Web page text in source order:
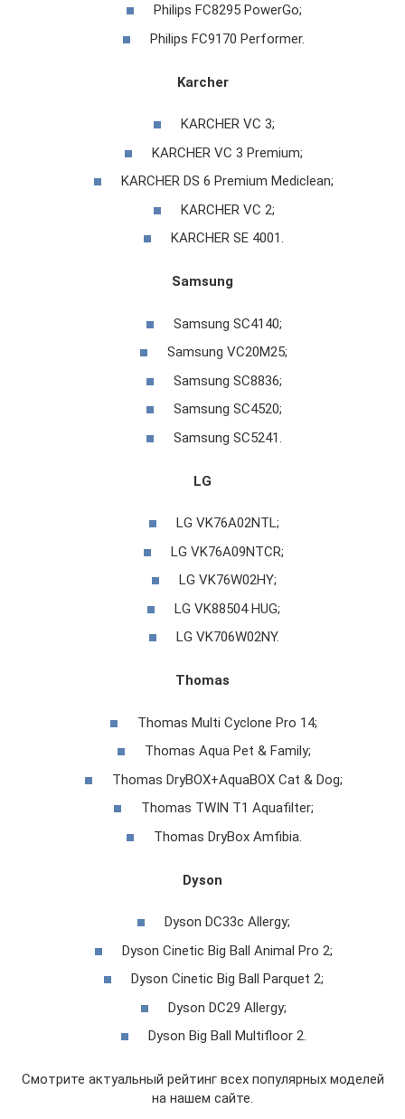
Philips FC8295 PowerGo;
Philips FC9170 Performer.
Karcher
KARCHER VC 3;
KARCHER VC 3 Premium;
KARCHER DS 6 Premium Mediclean;
KARCHER VC 2;
KARCHER SE 4001.
Samsung
Samsung SC4140;
Samsung VC20M25;
Samsung SC8836;
Samsung SC4520;
Samsung SC5241.
LG
LG VK76A02NTL;
LG VK76A09NTCR;
LG VK76W02HY;
LG VK88504 HUG;
LG VK706W02NY.
Thomas
Thomas Multi Cyclone Pro 14;
Thomas Aqua Pet & Family;
Thomas DryBOX+AquaBOX Cat & Dog;
Thomas TWIN T1 Aquafilter;
Thomas DryBox Amfibia.
Dyson
Dyson DC33c Allergy;
Dyson Cinetic Big Ball Animal Pro 2;
Dyson Cinetic Big Ball Parquet 2;
Dyson DC29 Allergy;
Dyson Big Ball Multifloor 2.
Смотрите актуальный рейтинг всех популярных моделей
на нашем сайте.